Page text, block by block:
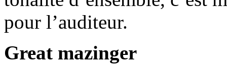
pour l’auditeur.
Great mazinger